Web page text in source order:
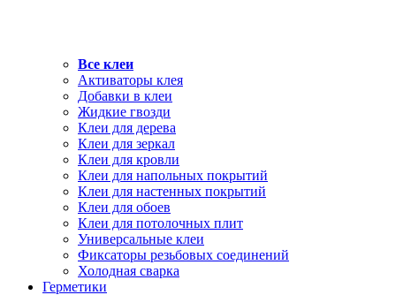
Все клеи
Активаторы клея
Добавки в клеи
Жидкие гвозди
Клеи для дерева
Клеи для зеркал
Клеи для кровли
Клеи для напольных покрытий
Клеи для настенных покрытий
Клеи для обоев
Клеи для потолочных плит
Универсальные клеи
Фиксаторы резьбовых соединений
Холодная сварка
Герметики